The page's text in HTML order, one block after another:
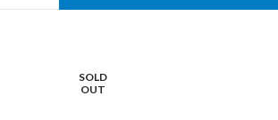
SOLD
OUT